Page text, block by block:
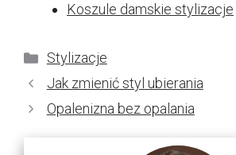
Koszule damskie stylizacje
Kategorie
Stylizacje
Jak zmienić styl ubierania
Opalenizna bez opalania